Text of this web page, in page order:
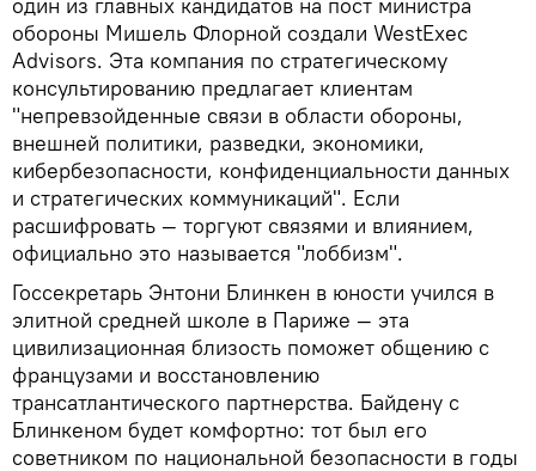
обороны Мишель Флорной создали WestExec
Advisors. Эта компания по стратегическому
консультированию предлагает клиентам
"непревзойденные связи в области обороны,
внешней политики, разведки, экономики,
кибербезопасности, конфиденциальности данных
и стратегических коммуникаций". Если
расшифровать — торгуют связями и влиянием,
официально это называется "лоббизм".
Госсекретарь Энтони Блинкен в юности учился в
элитной средней школе в Париже — эта
цивилизационная близость поможет общению с
французами и восстановлению
трансатлантического партнерства. Байдену с
Блинкеном будет комфортно: тот был его
советником по национальной безопасности в годы